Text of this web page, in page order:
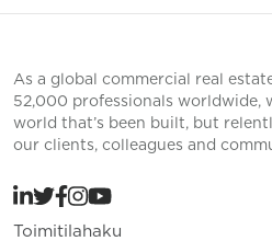
As a global commercial real
52,000 professionals worldwide,
world that’s been built, but
our clients, colleagues and
Toimitilahaku